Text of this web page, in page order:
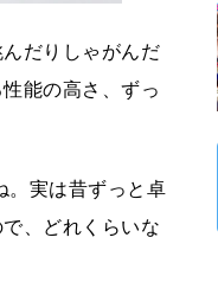
だりしゃがんだ
能の高さ、ずっ
。実は昔ずっと卓
、どれくらいな